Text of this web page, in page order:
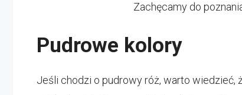
Zachęcamy do
Pudrowe kolory
Jeśli chodzi o pudrowy róż, warto